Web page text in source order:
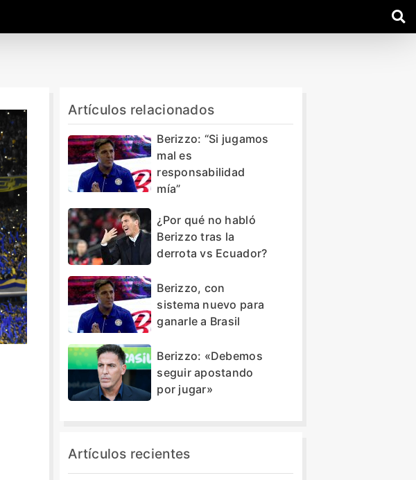
Artículos relacionados
Berizzo: “Si jugamos
mal es
responsabilidad
mía”
¿Por qué no habló
Berizzo tras la
derrota vs Ecuador?
Berizzo, con
sistema nuevo para
ganarle a Brasil
Berizzo: «Debemos
seguir apostando
por jugar»
Artículos recientes